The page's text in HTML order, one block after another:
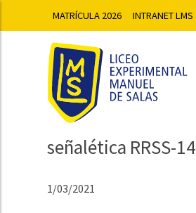
MATRÍCULA 2026 INTRANET LMS
señalética RRSS-14
1/03/2021